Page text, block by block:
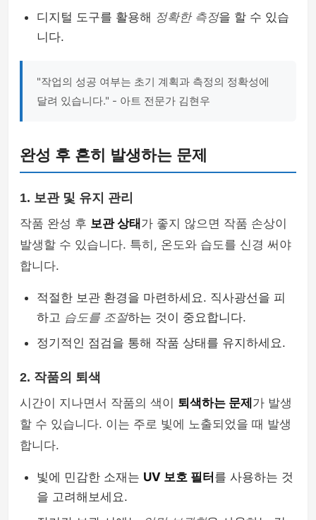
디지털 도구를 활용해 정확한 측정을 할 수 있습
니다.
"작업의 성공 여부는 초기 계획과 측정의 정확성에
달려 있습니다." - 아트 전문가 김현우
완성 후 흔히 발생하는 문제
1. 보관 및 유지 관리
작품 완성 후 보관 상태 가 좋지 않으면 작품 손상이
발생할 수 있습니다. 특히, 온도와 습도를 신경 써야
합니다.
적절한 보관 환경을 마련하세요. 직사광선을 피
하고 습도를 조절하는 것이 중요합니다.
정기적인 점검을 통해 작품 상태를 유지하세요.
2. 작품의 퇴색
시간이 지나면서 작품의 색이 퇴색하는 문제 가 발생
할 수 있습니다. 이는 주로 빛에 노출되었을 때 발생
합니다.
빛에 민감한 소재는 UV 보호 필터 를 사용하는 것
을 고려해보세요.